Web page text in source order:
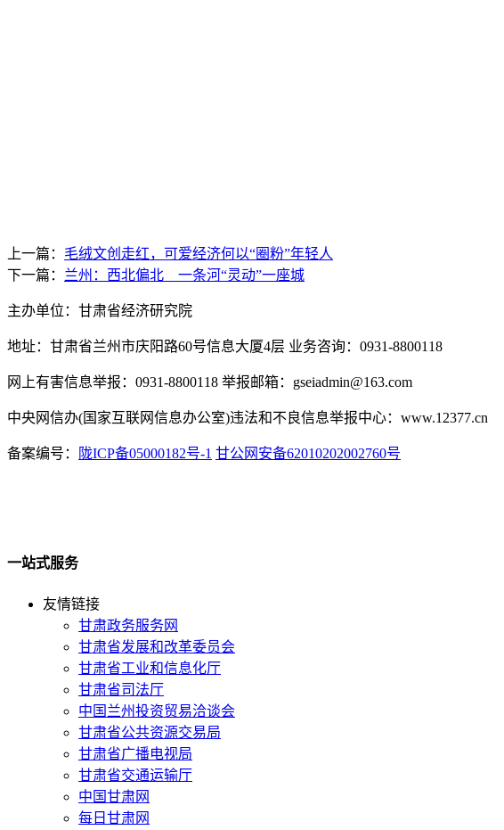
上一篇： 毛绒文创走红，可爱经济何以“圈粉”年轻人
下一篇： 兰州：西北偏北 一条河“灵动”一座城
主办单位：甘肃省经济研究院
地址：甘肃省兰州市庆阳路60号信息大厦4层 业务咨询：0931-8800118
网上有害信息举报：0931-8800118 举报邮箱：gseiadmin@163.com
中央网信办(国家互联网信息办公室)违法和不良信息举报中心：www.12377.cn
备案编号： 陇ICP备05000182号-1 甘公网安备62010202002760号
一站式服务
友情链接
甘肃政务服务网
甘肃省发展和改革委员会
甘肃省工业和信息化厅
甘肃省司法厅
中国兰州投资贸易洽谈会
甘肃省公共资源交易局
甘肃省广播电视局
甘肃省交通运输厅
中国甘肃网
每日甘肃网